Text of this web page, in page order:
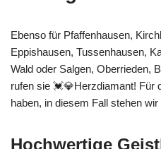
Ebenso für Pfaffenhausen,
Eppishausen, Tussenhausen,
Wald oder Salgen, Oberrieden,
rufen sie 💓️💎Herzdiamant! Für
haben, in diesem Fall stehen wir
Hochwertige